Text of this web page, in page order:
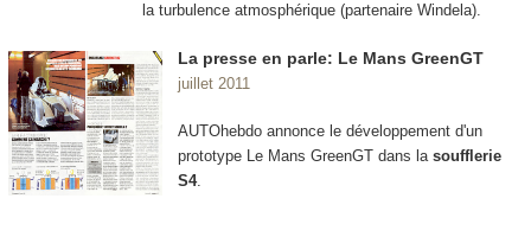
la turbulence atmosphérique (partenaire Windela).
La presse en parle: Le Mans GreenGT
juillet 2011
AUTOhebdo annonce le développement d'un
prototype Le Mans GreenGT dans la soufflerie
S4.